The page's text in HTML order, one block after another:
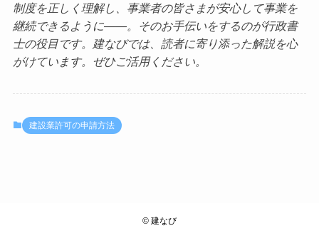
制度を正しく理解し、事業者の皆さまが安心して事業を
継続できるように——。そのお手伝いをするのが行政書
士の役目です。建なびでは、読者に寄り添った解説を心
がけています。ぜひご活用ください。
建設業許可の申請方法
© 建なび